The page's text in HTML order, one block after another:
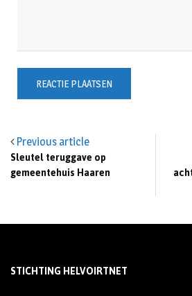
Previous article
Sleutel teruggave op
gemeentehuis Haaren
STICHTING HELVOIRTNET